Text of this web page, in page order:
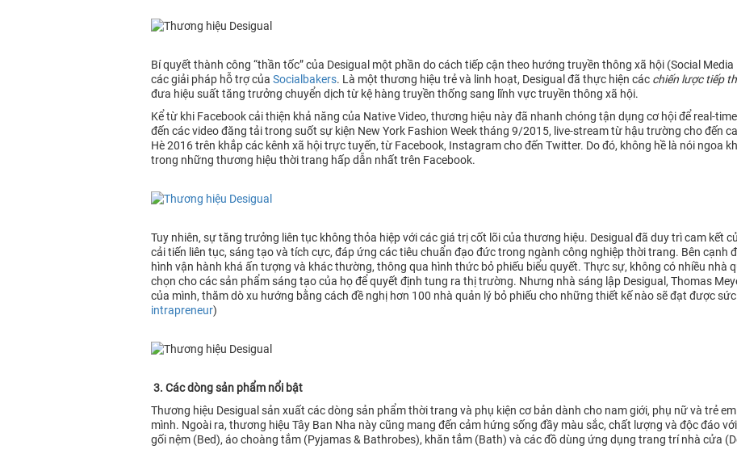
Bí quyết thành công “thần tốc” của Desigual một phần do cách tiếp cận theo hướng truyền thông xã hội (Social
các giải pháp hỗ trợ của Socialbakers. Là một thương hiệu trẻ và linh hoạt, Desigual đã thực hiện các chiến lược tiếp
đưa hiệu suất tăng trưởng chuyển dịch từ kệ hàng truyền thống sang lĩnh vực truyền thông xã hội.
Kể từ khi Facebook cải thiện khả năng của Native Video, thương hiệu này đã nhanh chóng tận dụng cơ hội để real-
đến các video đăng tải trong suốt sự kiện New York Fashion Week tháng 9/2015, live-stream từ hậu trường cho đến
Hè 2016 trên khắp các kênh xã hội trực tuyến, từ Facebook, Instagram cho đến Twitter. Do đó, không hề là nói ngoa
trong những thương hiệu thời trang hấp dẫn nhất trên Facebook.
Tuy nhiên, sự tăng trưởng liên tục không thỏa hiệp với các giá trị cốt lõi của thương hiệu. Desigual đã duy trì cam kết
cải tiến liên tục, sáng tạo và tích cực, đáp ứng các tiêu chuẩn đạo đức trong ngành công nghiệp thời trang. Bên cạnh
hình vận hành khá ấn tượng và khác thường, thông qua hình thức bỏ phiếu biểu quyết. Thực sự, không có nhiều nhà
chọn cho các sản phẩm sáng tạo của họ để quyết định tung ra thị trường. Nhưng nhà sáng lập Desigual, Thomas
của mình, thăm dò xu hướng bằng cách đề nghị hơn 100 nhà quản lý bỏ phiếu cho những thiết kế nào sẽ đạt được
intrapreneur)
3. Các dòng sản phẩm nổi bật
Thương hiệu Desigual sản xuất các dòng sản phẩm thời trang và phụ kiện cơ bản dành cho nam giới, phụ nữ và trẻ
mình. Ngoài ra, thương hiệu Tây Ban Nha này cũng mang đến cảm hứng sống đầy màu sắc, chất lượng và độc đáo
gối nệm (Bed), áo choàng tắm (Pyjamas & Bathrobes), khăn tắm (Bath) và các đồ dùng ứng dụng trang trí nhà cửa